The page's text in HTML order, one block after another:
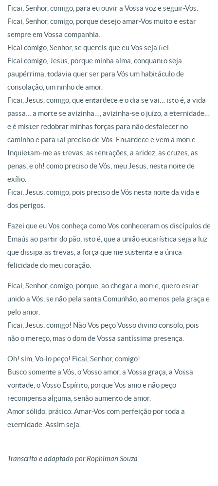
Ficai, Senhor, comigo, para eu ouvir a Vossa voz e seguir-Vos.
Ficai, Senhor, comigo, porque desejo amar-Vos muito e estar
sempre em Vossa companhia.
Ficai comigo, Senhor, se quereis que eu Vos seja fiel.
Ficai comigo, Jesus, porque minha alma, conquanto seja
paupérrima, todavia quer ser para Vós um habitáculo de
consolação, um ninho de amor.
Ficai, Jesus, comigo, que entardece e o dia se vai… isto é, a vida
passa… a morte se avizinha…, avizinha-se o juízo, a eternidade…
e é mister redobrar minhas forças para não desfalecer no
caminho e para tal preciso de Vós. Entardece e vem a morte…
Inquietam-me as trevas, as tentações, a aridez, as cruzes, as
penas, e oh! como preciso de Vós, meu Jesus, nesta noite de
exílio.
Ficai, Jesus, comigo, pois preciso de Vós nesta noite da vida e
dos perigos.
Fazei que eu Vos conheça como Vos conheceram os discípulos de
Emaús ao partir do pão, isto é, que a união eucarística seja a luz
que dissipa as trevas, a força que me sustenta e a única
felicidade do meu coração.
Ficai, Senhor, comigo, porque, ao chegar a morte, quero estar
unido a Vós, se não pela santa Comunhão, ao menos pela graça e
pelo amor.
Ficai, Jesus, comigo! Não Vos peço Vosso divino consolo, pois
não o mereço, mas o dom de Vossa santíssima presença.
Oh! sim, Vo-lo peço! Ficai, Senhor, comigo!
Busco somente a Vós, o Vosso amor, a Vossa graça, a Vossa
vontade, o Vosso Espírito, porque Vos amo e não peço
recompensa alguma, senão aumento de amor.
Amor sólido, prático. Amar-Vos com perfeição por toda a
eternidade. Assim seja.
Transcrito e adaptado por Rophiman Souza